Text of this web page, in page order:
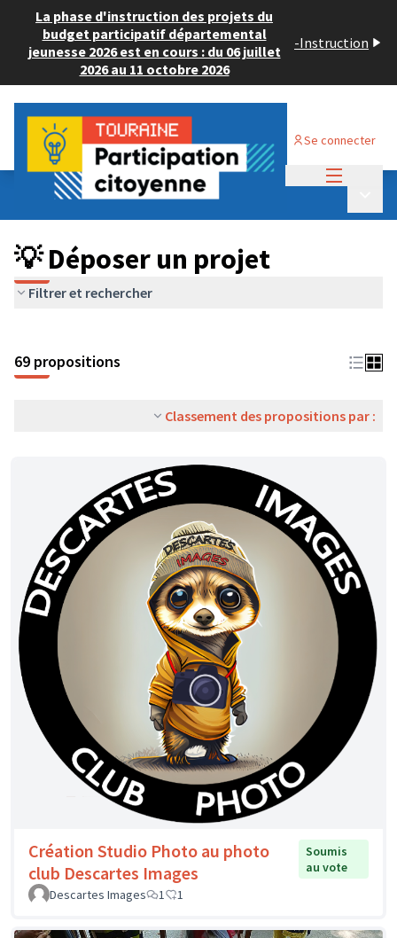
La phase d'instruction des projets du
budget participatif départemental
jeunesse 2026 est en cours : du 06 juillet
2026 au 11 octobre 2026
-Instruction
Se connecter
Budget Participatif ADULTE 2024
💡 Déposer un projet
💡 Déposer un projet
Filtrer et rechercher
69 propositions
Classement des propositions par :
Création Studio Photo au photo
club Descartes Images
Soumis
au vote
Descartes Images
1 1